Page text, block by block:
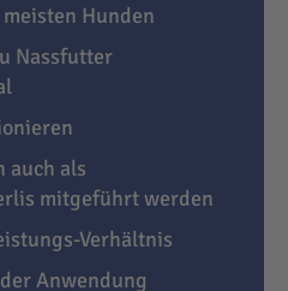
Hunden
Nassfutter
auch als
mitgeführt werden
Verhältnis
Anwendung